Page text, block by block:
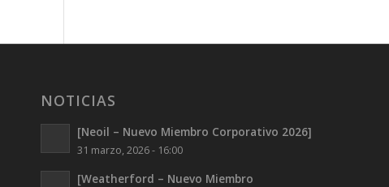
NOTICIAS
[Neoil – Nuevo Miembro Corporativo 2026]
31 marzo, 2026 - 16:00
[Weatherford – Nuevo Miembro